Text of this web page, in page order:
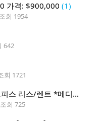
가격: $900,000 (1)
조회 1954
642
회 1721
페데럴웨이 Hwy 99 선상 커머셜 오피스 리스/렌트 *메디컬,스킨케어,오피스
조회 725